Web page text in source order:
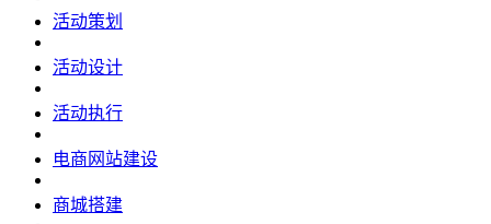
活动策划
活动设计
活动执行
电商网站建设
商城搭建